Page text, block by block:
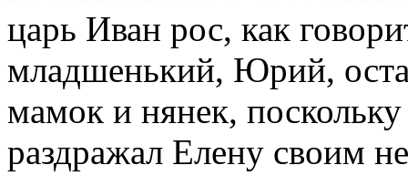
царь Иван рос, как
младшенький, Юрий,
мамок и нянек,
раздражал Елену своим